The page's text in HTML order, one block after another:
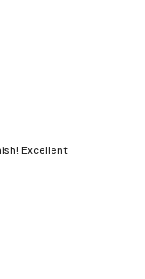
Excellent